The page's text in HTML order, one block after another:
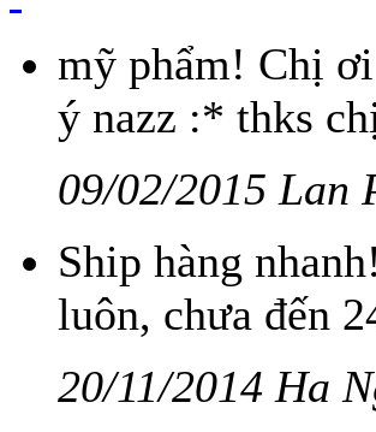
mỹ phẩm! Chị
ý nazz :* thks
09/02/2015 Lan
Ship hàng
luôn, chưa đến
20/11/2014 Ha